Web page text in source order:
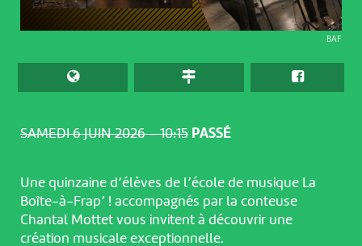
SAMEDI 6 JUIN 2026 – 10:15 PASSÉ
BAF
Une quinzaine d’élèves de l’école de musique La
Boîte-à-Frap’ ! accompagnés par la conteuse
Chantal Mottet vous invitent à découvrir une
création musicale exceptionnelle.